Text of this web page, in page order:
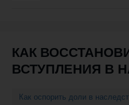
КАК
ВСТУПЛЕНИЯ В
Как оспорить доли в